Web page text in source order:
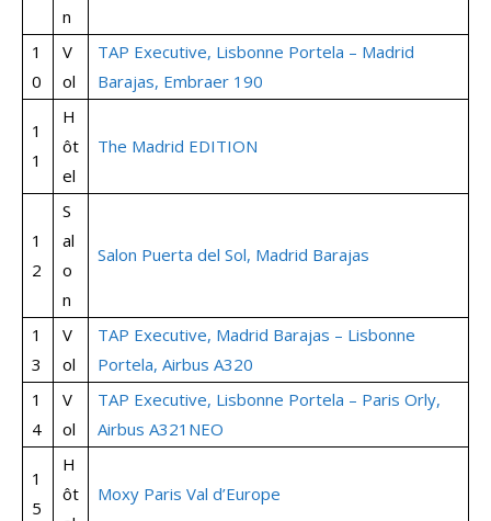
n
1
0
V
ol
TAP Executive, Lisbonne Portela – Madrid
Barajas, Embraer 190
1
1
H
ôt
el
The Madrid EDITION
1
2
S
al
o
n
Salon Puerta del Sol, Madrid Barajas
1
3
V
ol
TAP Executive, Madrid Barajas – Lisbonne
Portela, Airbus A320
1
4
V
ol
TAP Executive, Lisbonne Portela – Paris Orly,
Airbus A321NEO
1
5
H
ôt
Moxy Paris Val d’Europe